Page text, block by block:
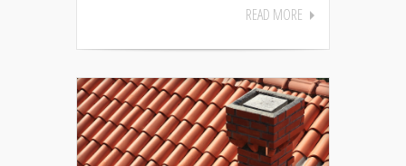
READ MORE